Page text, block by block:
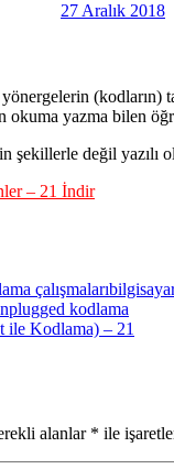
27 Aralık 2018
yazma bilen
şekillerle değil yazılı
– 21 İndir
çalışmaları
kodlama
ile Kodlama) – 21
alanlar * ile